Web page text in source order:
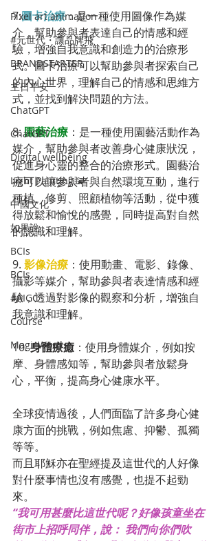
Pixel art animation
#元世代・讓品牌飛
BRANDSTARTER
主日平安
ChatGPT
ChatGPT
Digital wellbeing
Light Painting 💫
中國文化
如果說
BCIs
BCIs
#AIGC
Course
MagicWord
7:圖卡治療：是一種使用圖像作為媒
介，幫助參與者表達自己的情感和經
驗，增強自我意識和創造力的治療形
式。圖卡治療可以幫助參與者探索自己
的內心世界，理解自己的情感和思維方
式，並找到解決問題的方法。
8: 園藝治療 ：是一種使用園藝活動作為
媒介，幫助參與者改善身心健康狀況，
促進身心靈的整合的治療形式。園藝治
療可以讓參與者與自然環境互動，進行
種植、修剪、照顧植物等活動，從中獲
得放鬆和愉悅的感覺，同時提高對自然
的認識和理解。
9. 影像治療 ：使用動畫、電影、錄像、
攝影等媒介，幫助參與者表達情感和經
驗，透過對影像的觀察和分析，增強自
我意識和理解。
10. 身體療癒 ：使用身體媒介，例如按
摩、身體感知等，幫助參與者放鬆身
心，平衡，提高身心健康水平。
全球疫情過後，人們面臨了許多身心健
康方面的挑戰，例如焦慮、抑鬱、孤獨
等等。
而且耶穌亦在聖經提及這世代的人好像
對什麼事情也沒有感覺，也提不起勁
來。
“我可用甚麼比這世代呢？好像孩童坐在
街市上招呼同伴，說： 我們向你們吹